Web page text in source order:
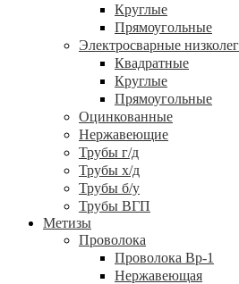
Круглые
Прямоугольные
Электросварные
Квадратные
Круглые
Прямоугольные
Оцинкованные
Нержавеющие
Трубы г/д
Трубы х/д
Трубы б/у
Трубы ВГП
Метизы
Проволока
Проволока Вр-1
Нержавеющая